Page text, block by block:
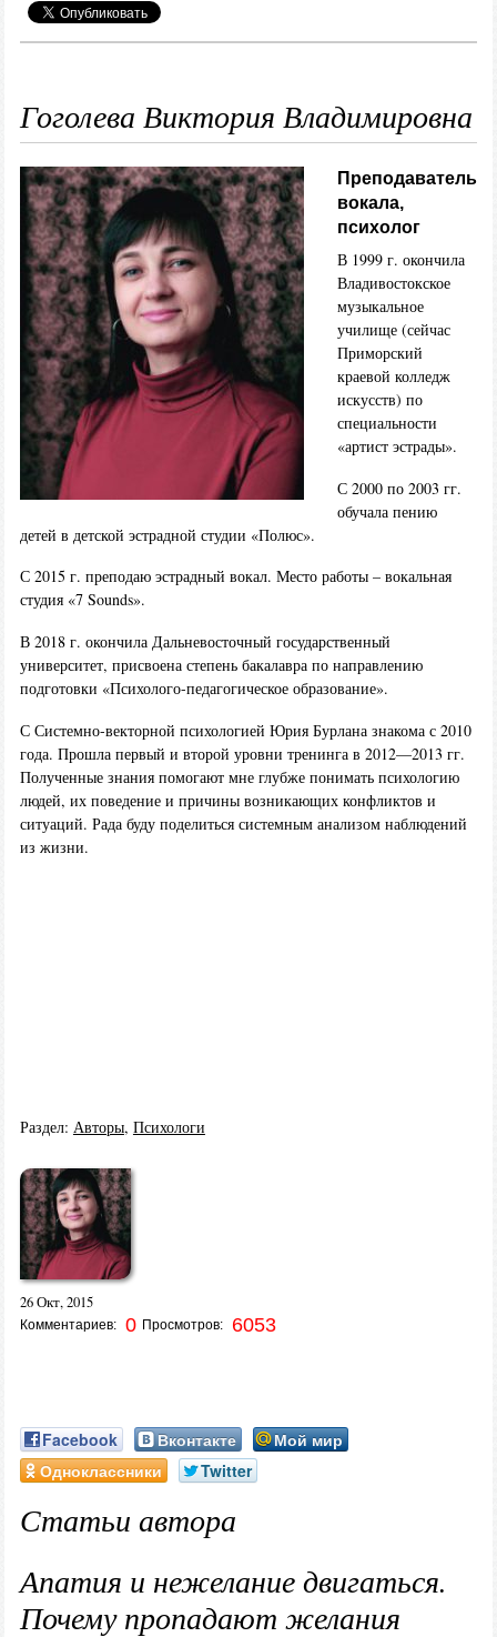
Гоголева Виктория Владимировна
Преподаватель
вокала,
психолог
В 1999 г. окончила
Владивостокское
музыкальное
училище (сейчас
Приморский
краевой колледж
искусств) по
специальности
«артист эстрады».
С 2000 по 2003 гг.
обучала пению
детей в детской эстрадной студии «Полюс».
С 2015 г. преподаю эстрадный вокал. Место работы – вокальная
студия «7 Sounds».
В 2018 г. окончила Дальневосточный государственный
университет, присвоена степень бакалавра по направлению
подготовки «Психолого-педагогическое образование».
С Системно-векторной психологией Юрия Бурлана знакома с 2010
года. Прошла первый и второй уровни тренинга в 2012—2013 гг.
Полученные знания помогают мне глубже понимать психологию
людей, их поведение и причины возникающих конфликтов и
ситуаций. Рада буду поделиться системным анализом наблюдений
из жизни.
Раздел: Авторы, Психологи
26 Окт, 2015
Комментариев: 0 Просмотров: 6053
Facebook Вконтакте
Мой мир
Одноклассники
Twitter
Статьи автора
Апатия и нежелание двигаться.
Почему пропадают желания